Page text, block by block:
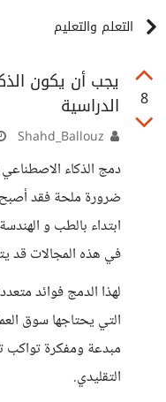
التعلم والتعليم
8
يجب أن يكون
الدراسية
دمج الذكاء
ضرورة ملحة فقد
ابتداء بالطب و
في هذه المجالات قد
لهذا الدمج فوائد
التي يحتاجها سوق
مبدعة ومفكرة تواكب
التقليدي.